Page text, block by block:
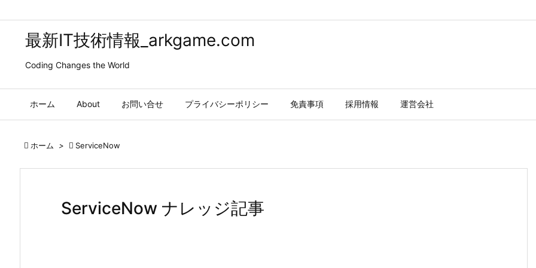
最新IT技術情報_arkgame.com
Coding Changes the World
ホーム About お問い合せ プライバシーポリシー 免責事項 採用情報 運営会社
 ホーム >  ServiceNow
ServiceNow ナレッジ記事